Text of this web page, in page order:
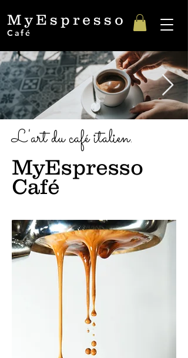
MyEspresso
Café
L'art du café italien.
MyEspresso
Café